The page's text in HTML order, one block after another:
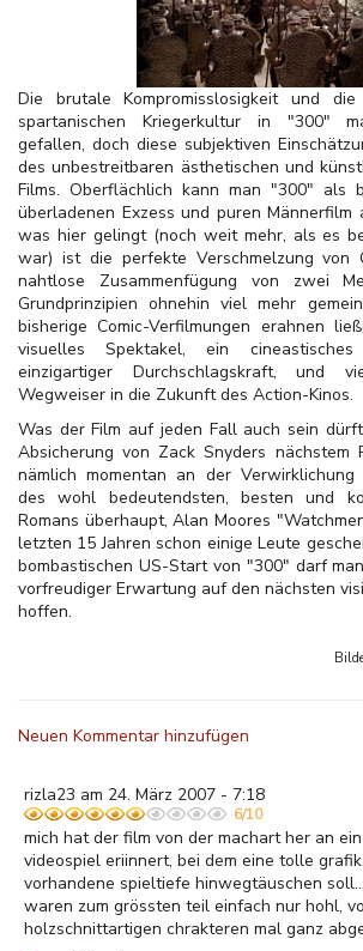
Die brutale Kompromisslosigkeit und
spartanischen Kriegerkultur in "300"
gefallen, doch diese subjektiven
des unbestreitbaren ästhetischen und
Films. Oberflächlich kann man "300" als
überladenen Exzess und puren Männerfilm
was hier gelingt (noch weit mehr, als es
war) ist die perfekte Verschmelzung von
nahtlose Zusammenfügung von zwei
Grundprinzipien ohnehin viel mehr
bisherige Comic-Verfilmungen erahnen
visuelles Spektakel, ein
einzigartiger Durchschlagskraft, und
Wegweiser in die Zukunft des Action-Kinos.
Was der Film auf jeden Fall auch sein
Absicherung von Zack Snyders nächstem
nämlich momentan an der Verwirklichung
des wohl bedeutendsten, besten und
Romans überhaupt, Alan Moores
letzten 15 Jahren schon einige Leute
bombastischen US-Start von "300" darf
vorfreudiger Erwartung auf den nächsten
hoffen.
Neuen Kommentar hinzufügen
rizla23 am 24. März 2007 - 7:18
6/10
mich hat der film von der machart her an
videospiel eriinnert, bei dem eine tolle
vorhandene spieltiefe hinwegtäuschen
waren zum grössten teil einfach nur hohl,
holzschnittartigen chrakteren mal ganz